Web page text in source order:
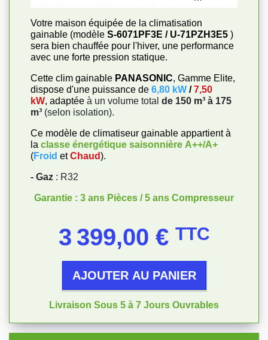
Votre maison équipée de la climatisation
gainable (modèle S-6071PF3E / U-71PZH3E5 )
sera bien chauffée pour l'hiver, une performance
avec une forte pression statique.
Cette clim gainable PANASONIC, Gamme Elite,
dispose d'une puissance de 6,80 kW /7,50
kW, adaptée à un volume total de 150 m³ à 175
m³ (selon isolation).
Ce modèle de climatiseur gainable appartient à
la classe énergétique saisonnière A++/A+
(Froid et Chaud).
- Gaz : R32
Garantie : 3 ans Pièces / 5 ans Compresseur
3 399,00 € TTC
AJOUTER AU PANIER
Livraison Sous 5 à 7 Jours Ouvrables